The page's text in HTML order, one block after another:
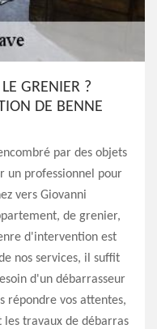
GRENIER ?
DE BENNE
par des objets
un professionnel pour
vers Giovanni
de grenier,
d'intervention est
nos services, il suffit
d'un débarrasseur
répondre vos attentes,
les travaux de débarras